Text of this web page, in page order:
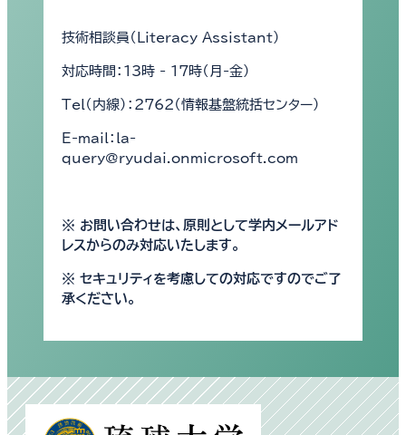
技術相談員（Literacy Assistant）
対応時間：13時 - 17時（月-金）
Tel（内線）：2762（情報基盤統括センター）
E-mail：la-
query@ryudai.onmicrosoft.com
※ お問い合わせは、原則として学内メールアド
レスからのみ対応いたします。
※ セキュリティを考慮しての対応ですのでご了
承ください。